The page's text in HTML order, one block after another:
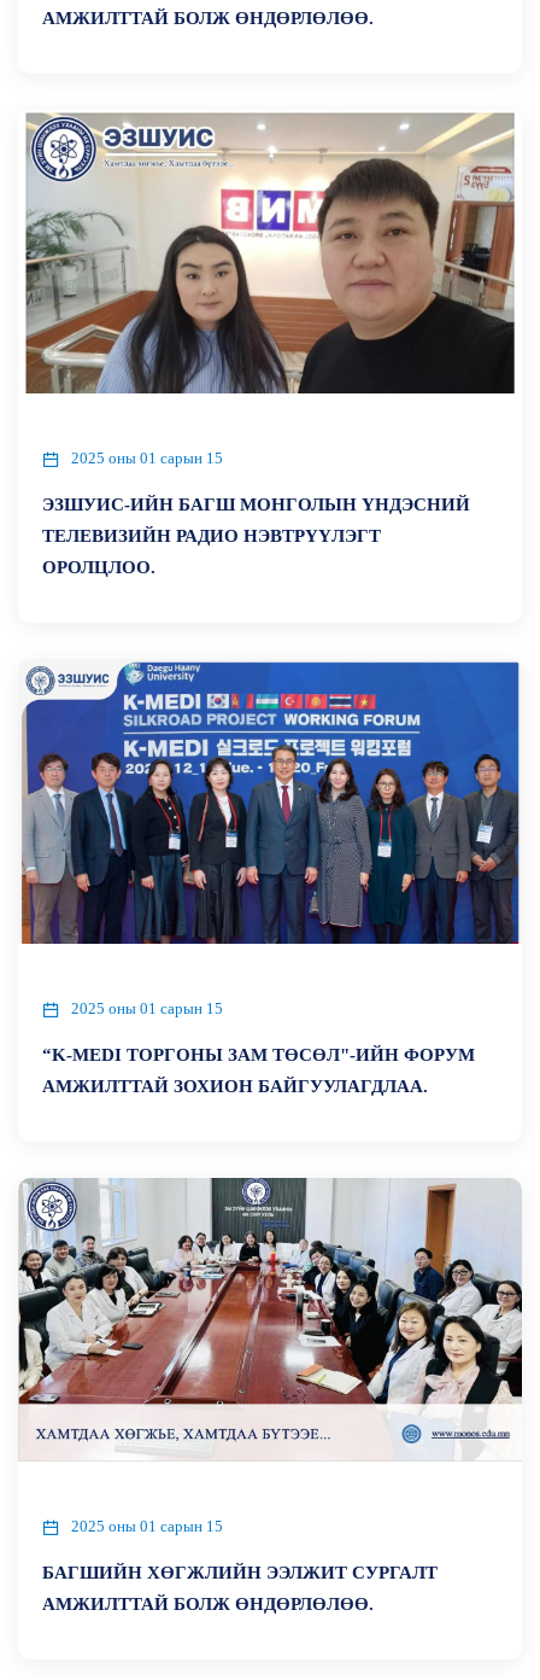
АМЖИЛТТАЙ БОЛЖ ӨНДӨРЛӨЛӨӨ.
2025 оны 01 сарын 15
ЭЗШУИС-ИЙН БАГШ МОНГОЛЫН ҮНДЭСНИЙ
ТЕЛЕВИЗИЙН РАДИО НЭВТРҮҮЛЭГТ
ОРОЛЦЛОО.
2025 оны 01 сарын 15
“K-MEDI ТОРГОНЫ ЗАМ ТӨСӨЛ"-ИЙН ФОРУМ
АМЖИЛТТАЙ ЗОХИОН БАЙГУУЛАГДЛАА.
2025 оны 01 сарын 15
БАГШИЙН ХӨГЖЛИЙН ЭЭЛЖИТ СУРГАЛТ
АМЖИЛТТАЙ БОЛЖ ӨНДӨРЛӨЛӨӨ.